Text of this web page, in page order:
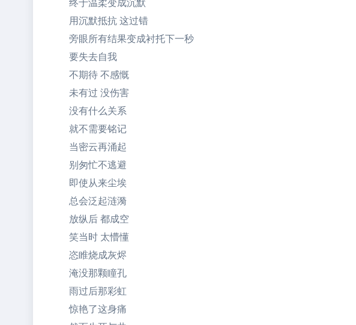
用沉默抵抗 这过错
旁眼所有结果变成衬托下一秒
要失去自我
不期待 不感慨
未有过 没伤害
没有什么关系
就不需要铭记
当密云再涌起
别匆忙不逃避
即使从来尘埃
总会泛起涟漪
放纵后 都成空
笑当时 太懵懂
恣睢烧成灰烬
淹没那颗瞳孔
雨过后那彩虹
惊艳了这身痛